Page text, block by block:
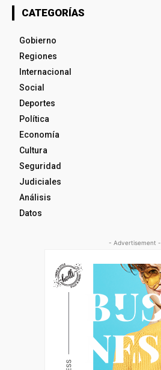
CATEGORÍAS
Gobierno
Regiones
Internacional
Social
Deportes
Política
Economía
Cultura
Seguridad
Judiciales
Análisis
Datos
- Advertisement -